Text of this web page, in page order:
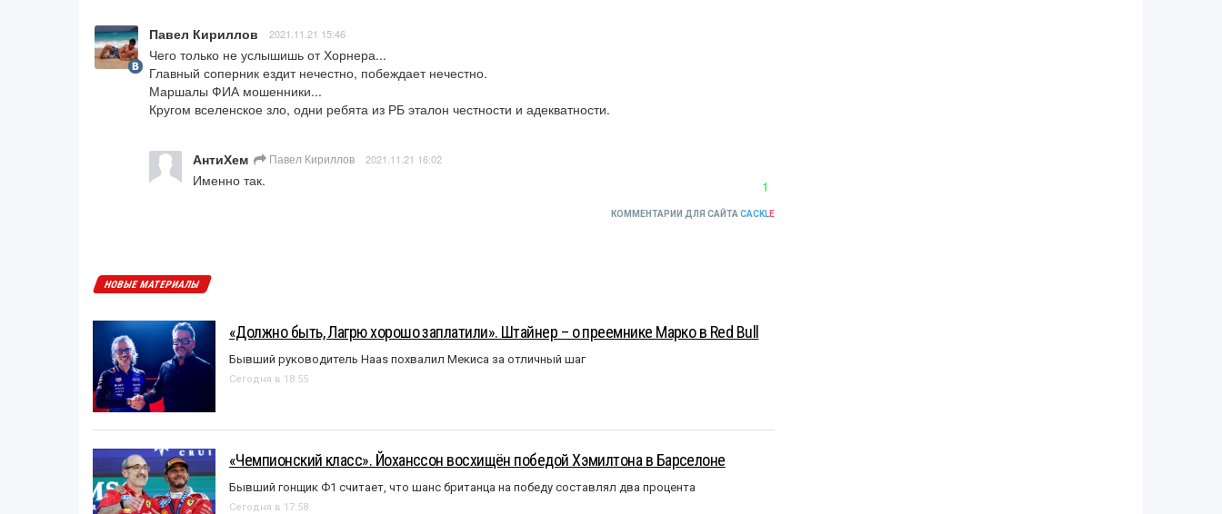
Павел Кириллов 2021.11.21 15:46
Чего только не услышишь от Хорнера...
Главный соперник ездит нечестно, побеждает нечестно.
Маршалы ФИА мошенники...
Кругом вселенское зло, одни ребята из РБ эталон честности и адекватности.
АнтиХем Павел Кириллов 2021.11.21 16:02
Именно так. 1
КОММЕНТАРИИ ДЛЯ САЙТА CACKLE
НОВЫЕ МАТЕРИАЛЫ
«Должно быть, Лагрю хорошо заплатили». Штайнер – о преемнике Марко в Red Bull
Бывший руководитель Haas похвалил Мекиса за отличный шаг
Сегодня в 18:55
«Чемпионский класс». Йоханссон восхищён победой Хэмилтона в Барселоне
Бывший гонщик Ф1 считает, что шанс британца на победу составлял два процента
Сегодня в 17:58